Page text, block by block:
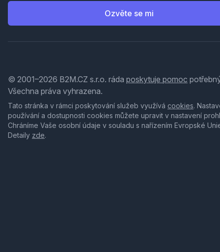
Ozvěte se mi
© 2001–2026 B2M.CZ s.r.o. ráda poskytuje pomoc
Všechna práva vyhrazena.
Tato stránka v rámci poskytování služeb využívá cookies.
používání a dostupnosti cookies můžete upravit v nastavení
Chráníme Vaše osobní údaje v souladu s nařízením Evropské
Detaily zde.